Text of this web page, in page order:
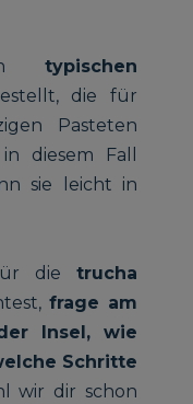
typischen
die für
Pasteten
diesem Fall
sie leicht in
die trucha
frage am
Insel, wie
Schritte
wir dir schon